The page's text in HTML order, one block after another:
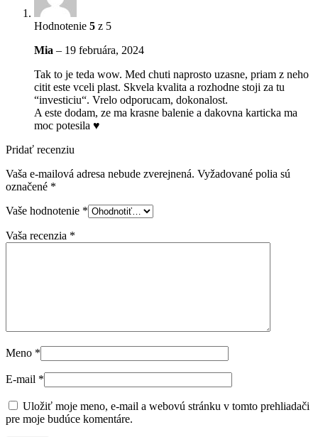
Hodnotenie 5 z 5
Mia – 19 februára, 2024
Tak to je teda wow. Med chuti naprosto uzasne, priam z neho
citit este vceli plast. Skvela kvalita a rozhodne stoji za tu
“investiciu“. Vrelo odporucam, dokonalost.
A este dodam, ze ma krasne balenie a dakovna karticka ma
moc potesila ♥
Pridať recenziu
Vaša e-mailová adresa nebude zverejnená. Vyžadované polia sú
označené *
Vaše hodnotenie *
Vaša recenzia *
Meno *
E-mail *
Uložiť moje meno, e-mail a webovú stránku v tomto prehliadači
pre moje budúce komentáre.